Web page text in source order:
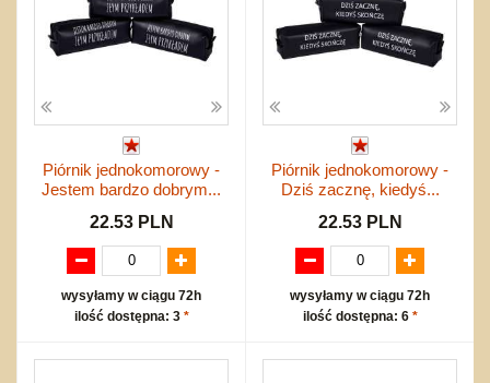
Piórnik jednokomorowy -
Jestem bardzo dobrym...
22.53 PLN
wysyłamy w ciągu 72h
ilość dostępna: 3 *
Piórnik jednokomorowy -
Dziś zacznę, kiedyś...
22.53 PLN
wysyłamy w ciągu 72h
ilość dostępna: 6 *